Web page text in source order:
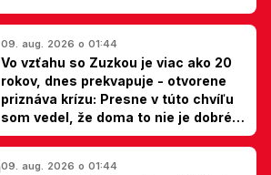
09. aug. 2026 o 01:44
Vo vzťahu so Zuzkou je viac ako 20
rokov, dnes prekvapuje - otvorene
priznáva krízu: Presne v túto chvíľu
som vedel, že doma to nie je dobré,
hovorí Milan Ondrík
09. aug. 2026 o 01:44